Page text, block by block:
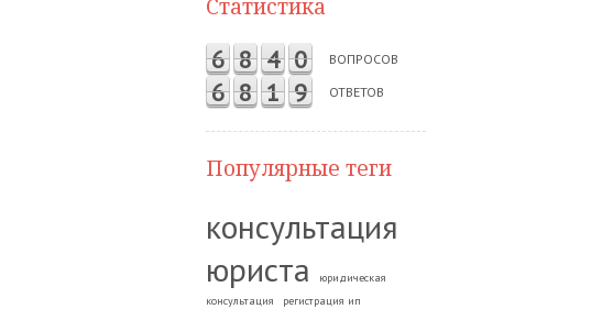
Статистика
6 8 4 0 ВОПРОСОВ
6 8 1 9 ОТВЕТОВ
Популярные теги
консультация
юриста
юридическая
консультация
регистрация ип